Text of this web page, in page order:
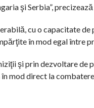
şi Serbia”,
cu o capacitate
în mod egal între
şi prin dezvoltare de
în mod direct la